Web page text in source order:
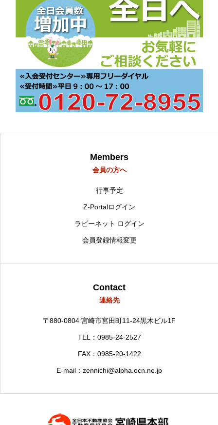
Members
会員の方へ
行事予定
Z-Portalログイン
ラビーネット ログイン
会員登録情報変更
Contact
連絡先
〒880-0804 宮崎市宮田町11-24黒木ビル1F
TEL：0985-24-2527
FAX：0985-20-1422
E-mail：zennichi@alpha.ocn.ne.jp